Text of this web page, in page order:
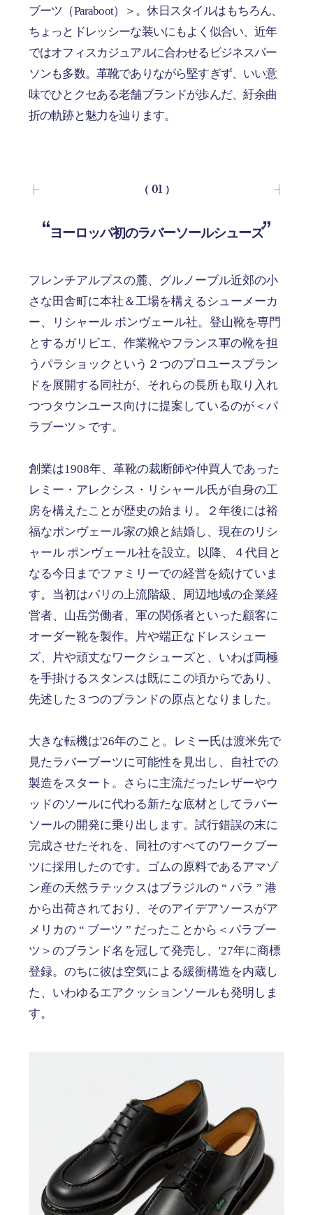
ブーツ（Paraboot）＞。休日スタイルはもちろん、
ちょっとドレッシーな装いにもよく似合い、近年
ではオフィスカジュアルに合わせるビジネスパー
ソンも多数。革靴でありながら堅すぎず、いい意
味でひとクセある老舗ブランドが歩んだ、紆余曲
折の軌跡と魅力を辿ります。
（ 01 ）
ヨーロッパ初のラバーソールシューズ
フレンチアルプスの麓、グルノーブル近郊の小
さな田舎町に本社＆工場を構えるシューメーカ
ー、リシャール ポンヴェール社。登山靴を専門
とするガリビエ、作業靴やフランス軍の靴を担
うパラショックという２つのプロユースブラン
ドを展開する同社が、それらの長所も取り入れ
つつタウンユース向けに提案しているのが＜パ
ラブーツ＞です。
創業は1908年、革靴の裁断師や仲買人であった
レミー・アレクシス・リシャール氏が自身の工
房を構えたことが歴史の始まり。２年後には裕
福なポンヴェール家の娘と結婚し、現在のリシ
ャール ポンヴェール社を設立。以降、４代目と
なる今日までファミリーでの経営を続けていま
す。当初はパリの上流階級、周辺地域の企業経
営者、山岳労働者、軍の関係者といった顧客に
オーダー靴を製作。片や端正なドレスシュー
ズ、片や頑丈なワークシューズと、いわば両極
を手掛けるスタンスは既にこの頃からであり、
先述した３つのブランドの原点となりました。
大きな転機は'26年のこと。レミー氏は渡米先で
見たラバーブーツに可能性を見出し、自社での
製造をスタート。さらに主流だったレザーやウ
ッドのソールに代わる新たな底材としてラバー
ソールの開発に乗り出します。試行錯誤の末に
完成させたそれを、同社のすべてのワークブー
ツに採用したのです。ゴムの原料であるアマゾ
ン産の天然ラテックスはブラジルの “ パラ ” 港
から出荷されており、そのアイデアソースがア
メリカの “ ブーツ ” だったことから＜パラブー
ツ＞のブランド名を冠して発売し、'27年に商標
登録。のちに彼は空気による緩衝構造を内蔵し
た、いわゆるエアクッションソールも発明しま
す。